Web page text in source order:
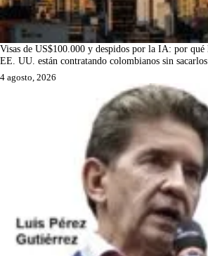
Visas de US$100.000 y despidos por la IA: por qué
EE. UU. están contratando colombianos sin
4 agosto, 2026